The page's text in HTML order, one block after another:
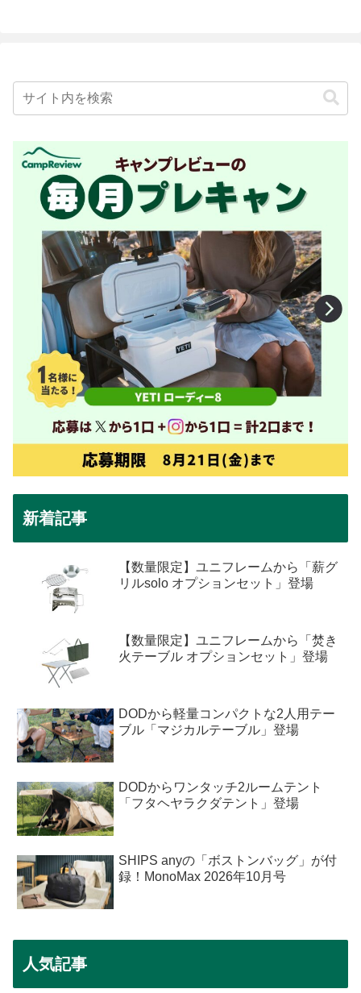
新着記事
【数量限定】ユニフレームから「薪グ
リルsolo オプションセット」登場
【数量限定】ユニフレームから「焚き
火テーブル オプションセット」登場
DODから軽量コンパクトな2人用テー
ブル「マジカルテーブル」登場
DODからワンタッチ2ルームテント
「フタヘヤラクダテント」登場
SHIPS anyの「ボストンバッグ」が付
録！MonoMax 2026年10月号
人気記事